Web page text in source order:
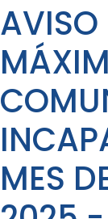
MES